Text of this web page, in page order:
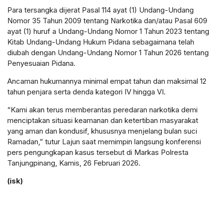
Para tersangka dijerat Pasal 114 ayat (1) Undang-Undang
Nomor 35 Tahun 2009 tentang Narkotika dan/atau Pasal 609
ayat (1) huruf a Undang-Undang Nomor 1 Tahun 2023 tentang
Kitab Undang-Undang Hukum Pidana sebagaimana telah
diubah dengan Undang-Undang Nomor 1 Tahun 2026 tentang
Penyesuaian Pidana.
Ancaman hukumannya minimal empat tahun dan maksimal 12
tahun penjara serta denda kategori IV hingga VI.
“Kami akan terus memberantas peredaran narkotika demi
menciptakan situasi keamanan dan ketertiban masyarakat
yang aman dan kondusif, khususnya menjelang bulan suci
Ramadan,” tutur Lajun saat memimpin langsung konferensi
pers pengungkapan kasus tersebut di Markas Polresta
Tanjungpinang, Kamis, 26 Februari 2026.
(isk)